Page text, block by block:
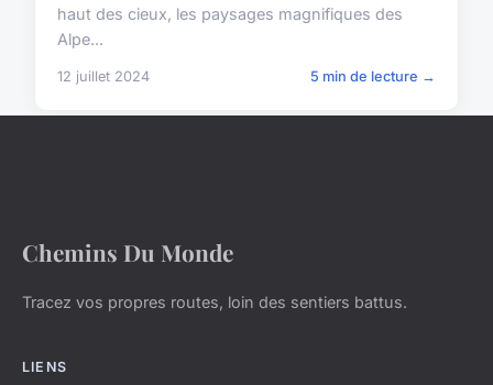
haut des cieux, les paysages magnifiques des
Alpe...
12 juillet 2024 5 min de lecture →
Chemins Du Monde
Tracez vos propres routes, loin des sentiers battus.
LIENS